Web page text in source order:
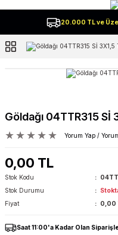
20.000 TL ve
Göldağı 04TTR315 Sİ
Yorum Yap /
0,00 TL
Stok Kodu
Stok Durumu
Fiyat
0,00
Saat 11:00'a Kadar Olan